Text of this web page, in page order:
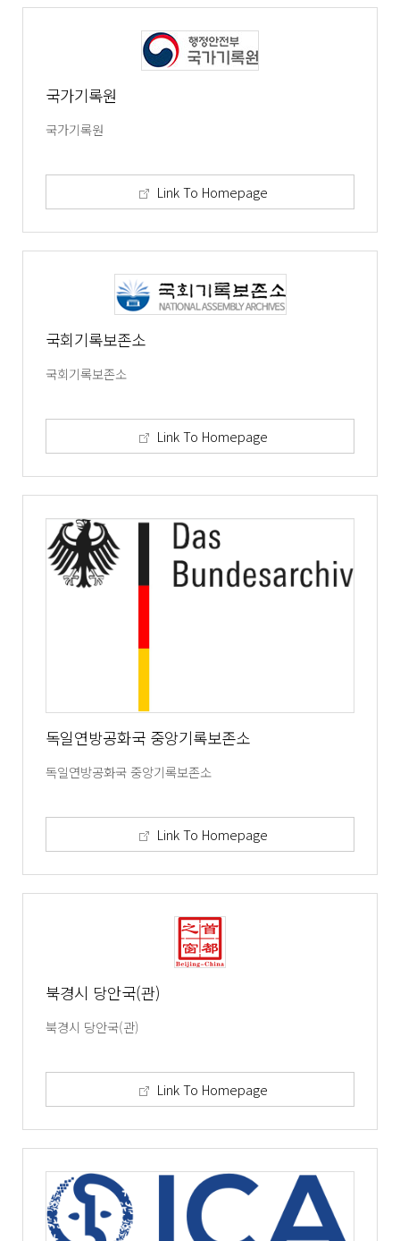
국가기록원
국가기록원
Link To Homepage
국회기록보존소
국회기록보존소
Link To Homepage
독일연방공화국 중앙기록보존소
독일연방공화국 중앙기록보존소
Link To Homepage
북경시 당안국(관)
북경시 당안국(관)
Link To Homepage